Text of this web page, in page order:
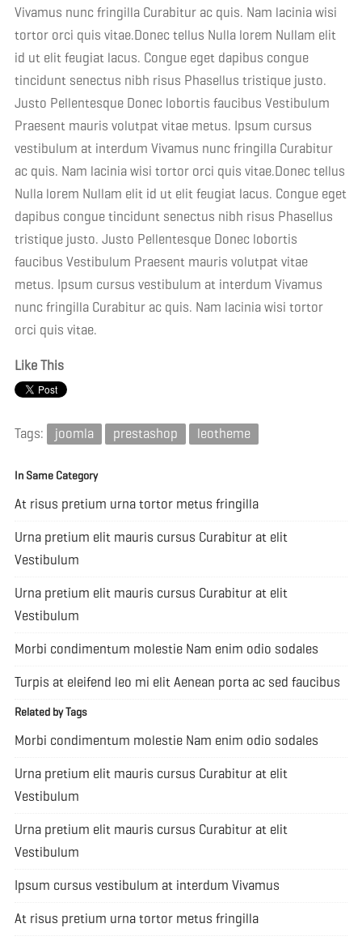
Vivamus nunc fringilla Curabitur ac quis. Nam lacinia wisi
tortor orci quis vitae.Donec tellus Nulla lorem Nullam elit
id ut elit feugiat lacus. Congue eget dapibus congue
tincidunt senectus nibh risus Phasellus tristique justo.
Justo Pellentesque Donec lobortis faucibus Vestibulum
Praesent mauris volutpat vitae metus. Ipsum cursus
vestibulum at interdum Vivamus nunc fringilla Curabitur
ac quis. Nam lacinia wisi tortor orci quis vitae.Donec tellus
Nulla lorem Nullam elit id ut elit feugiat lacus. Congue eget
dapibus congue tincidunt senectus nibh risus Phasellus
tristique justo. Justo Pellentesque Donec lobortis
faucibus Vestibulum Praesent mauris volutpat vitae
metus. Ipsum cursus vestibulum at interdum Vivamus
nunc fringilla Curabitur ac quis. Nam lacinia wisi tortor
orci quis vitae.
Like This
Tags: joomla prestashop leotheme
In Same Category
At risus pretium urna tortor metus fringilla
Urna pretium elit mauris cursus Curabitur at elit
Vestibulum
Urna pretium elit mauris cursus Curabitur at elit
Vestibulum
Morbi condimentum molestie Nam enim odio sodales
Turpis at eleifend leo mi elit Aenean porta ac sed faucibus
Related by Tags
Morbi condimentum molestie Nam enim odio sodales
Urna pretium elit mauris cursus Curabitur at elit
Vestibulum
Urna pretium elit mauris cursus Curabitur at elit
Vestibulum
Ipsum cursus vestibulum at interdum Vivamus
At risus pretium urna tortor metus fringilla